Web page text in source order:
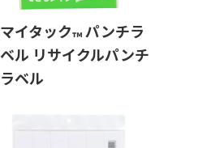
マイタック™パンチラ
ベル リサイクルパンチ
ラベル